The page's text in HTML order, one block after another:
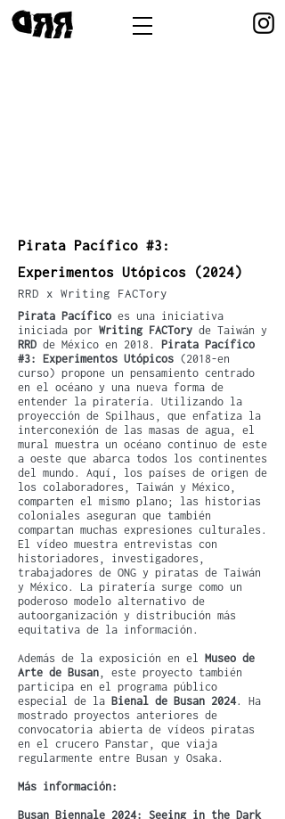
Pirata Pacífico #3:
Experimentos Utópicos (2024)
RRD x Writing FACTory
Pirata Pacífico es una iniciativa
iniciada por Writing FACTory de Taiwán y
RRD de México en 2018. Pirata Pacífico
#3: Experimentos Utópicos (2018-en
curso) propone un pensamiento centrado
en el océano y una nueva forma de
entender la piratería. Utilizando la
proyección de Spilhaus, que enfatiza la
interconexión de las masas de agua, el
mural muestra un océano continuo de este
a oeste que abarca todos los continentes
del mundo. Aquí, los países de origen de
los colaboradores, Taiwán y México,
comparten el mismo plano; las historias
coloniales aseguran que también
compartan muchas expresiones culturales.
El vídeo muestra entrevistas con
historiadores, investigadores,
trabajadores de ONG y piratas de Taiwán
y México. La piratería surge como un
poderoso modelo alternativo de
autoorganización y distribución más
equitativa de la información.
Además de la exposición en el Museo de
Arte de Busan, este proyecto también
participa en el programa público
especial de la Bienal de Busan 2024. Ha
mostrado proyectos anteriores de
convocatoria abierta de vídeos piratas
en el crucero Panstar, que viaja
regularmente entre Busan y Osaka.
Más información:
Busan Biennale 2024: Seeing in the Dark